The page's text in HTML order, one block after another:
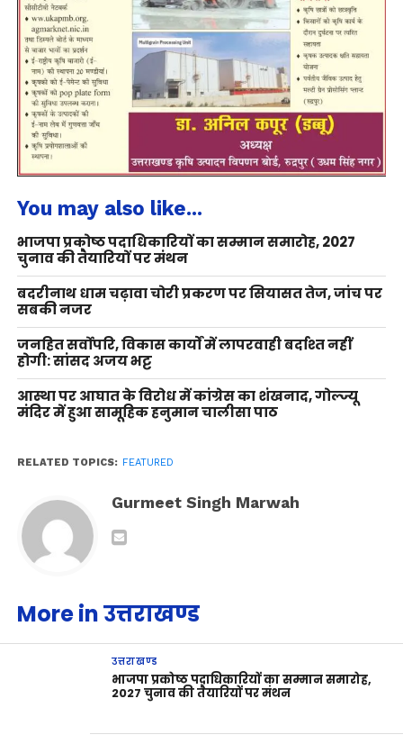
You may also like...
भाजपा प्रकोष्ठ पदाधिकारियों का सम्मान समारोह, 2027
चुनाव की तैयारियों पर मंथन
बदरीनाथ धाम चढ़ावा चोरी प्रकरण पर सियासत तेज, जांच पर
सबकी नजर
जनहित सर्वोपरि, विकास कार्यों में लापरवाही बर्दाश्त नहीं
होगी: सांसद अजय भट्ट
आस्था पर आघात के विरोध में कांग्रेस का शंखनाद, गोल्ज्यू
मंदिर में हुआ सामूहिक हनुमान चालीसा पाठ
RELATED TOPICS: FEATURED
Gurmeet Singh Marwah
More in उत्तराखण्ड
उत्तराखण्ड
भाजपा प्रकोष्ठ पदाधिकारियों का सम्मान समारोह,
2027 चुनाव की तैयारियों पर मंथन